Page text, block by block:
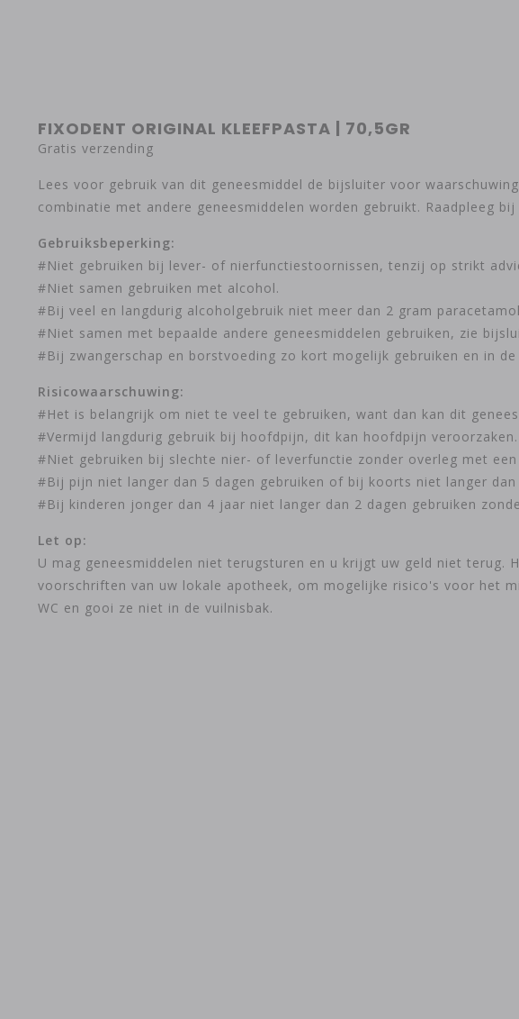
FIXODENT ORIGINAL KLEEFPASTA | 70,5GR
Gratis verzending
Lees voor gebruik van dit geneesmiddel de bijsluiter voor
combinatie met andere geneesmiddelen worden gebruikt. Raadpleeg
Gebruiksbeperking:
#Niet gebruiken bij lever- of nierfunctiestoornissen, tenzij op strikt
#Niet samen gebruiken met alcohol.
#Bij veel en langdurig alcoholgebruik niet meer dan 2 gram
#Niet samen met bepaalde andere geneesmiddelen gebruiken, zie
#Bij zwangerschap en borstvoeding zo kort mogelijk gebruiken en in
Risicowaarschuwing:
#Het is belangrijk om niet te veel te gebruiken, want dan kan dit
#Vermijd langdurig gebruik bij hoofdpijn, dit kan hoofdpijn veroorzaken.
#Niet gebruiken bij slechte nier- of leverfunctie zonder overleg met
#Bij pijn niet langer dan 5 dagen gebruiken of bij koorts niet langer
#Bij kinderen jonger dan 4 jaar niet langer dan 2 dagen gebruiken
Let op:
U mag geneesmiddelen niet terugsturen en u krijgt uw geld niet
voorschriften van uw lokale apotheek, om mogelijke risico's voor het
WC en gooi ze niet in de vuilnisbak.